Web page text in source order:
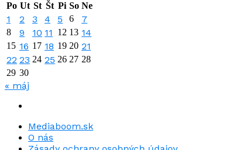
Po Ut St Št Pi So Ne
1 2 3 4 5 6 7
8 9 10 11 12 13 14
15 16 17 18 19 20 21
22 23 24 25 26 27 28
29 30
« máj
Mediaboom.sk
O nás